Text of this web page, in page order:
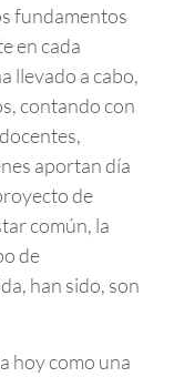
fundamentos
en cada
llevado a cabo,
contando con
aportan día
de
común, la
de
han sido, son
hoy como una